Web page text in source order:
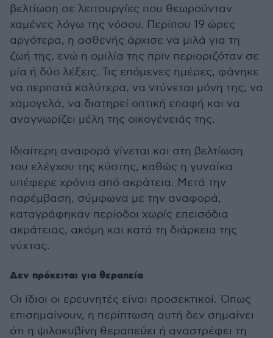
βελτίωση σε λειτουργίες που θεωρούνταν
χαμένες λόγω της νόσου. Περίπου 19 ώρες
αργότερα, η ασθενής άρχισε να μιλά για τη
ζωή της, ενώ η ομιλία της πριν περιοριζόταν σε
μία ή δύο λέξεις. Τις επόμενες ημέρες, φάνηκε
να περπατά καλύτερα, να ντύνεται μόνη της, να
χαμογελά, να διατηρεί οπτική επαφή και να
αναγνωρίζει μέλη της οικογένειάς της.
Ιδιαίτερη αναφορά γίνεται και στη βελτίωση
του ελέγχου της κύστης, καθώς η γυναίκα
υπέφερε χρόνια από ακράτεια. Μετά την
παρέμβαση, σύμφωνα με την αναφορά,
καταγράφηκαν περίοδοι χωρίς επεισόδια
ακράτειας, ακόμη και κατά τη διάρκεια της
νύχτας.
Δεν πρόκειται για θεραπεία
Οι ίδιοι οι ερευνητές είναι προσεκτικοί. Όπως
επισημαίνουν, η περίπτωση αυτή δεν σημαίνει
ότι η ψιλοκυβίνη θεραπεύει ή αναστρέφει τη